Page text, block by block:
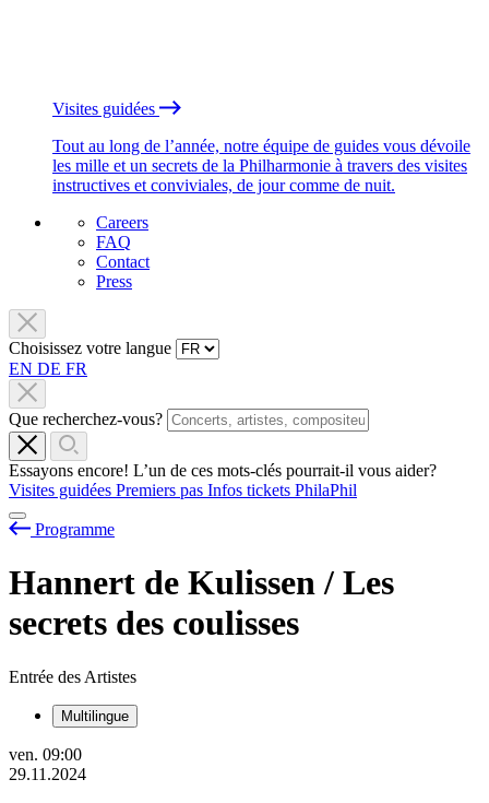
Visites guidées
Tout au long de l’année, notre équipe de guides vous dévoile
les mille et un secrets de la Philharmonie à travers des visites
instructives et conviviales, de jour comme de nuit.
Careers
FAQ
Contact
Press
Choisissez votre langue
EN DE FR
Que recherchez-vous?
Essayons encore! L’un de ces mots-clés pourrait-il vous aider?
Visites guidées Premiers pas Infos tickets PhilaPhil
Programme
Hannert de Kulissen / Les
secrets des coulisses
Entrée des Artistes
Multilingue
ven. 09:00
29.11.2024